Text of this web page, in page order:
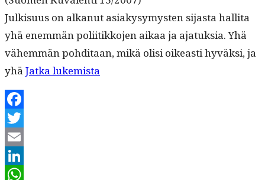
Julk­isu­us on alka­nut asi­akysymys­ten sijas­ta hal­li­ta
yhä enem­män poli­itikko­jen aikaa ja ajatuk­sia. Yhä
vähem­män pohdi­taan, mikä olisi oikeasti hyväk­si, ja
yhä Jat­ka lukemista
Facebook
Twitter
Email
LinkedIn